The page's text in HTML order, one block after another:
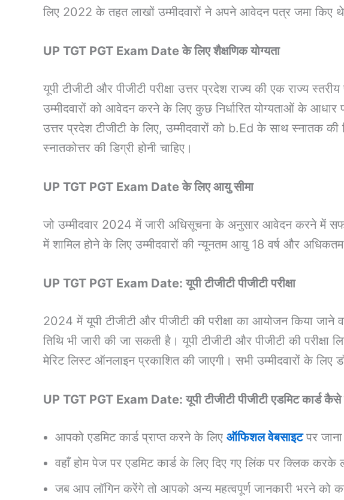
लिए 2022 के तहत लाखों उम्मीदवारों ने अपने आवेदन पत्र जमा किए
UP TGT PGT Exam Date के लिए शैक्षणिक योग्यता
यूपी टीजीटी और पीजीटी परीक्षा उत्तर प्रदेश राज्य की एक राज्य
उम्मीदवारों को आवेदन करने के लिए कुछ निर्धारित योग्यताओं के आधार
उत्तर प्रदेश टीजीटी के लिए, उम्मीदवारों को b.Ed के साथ स्नातक
स्नातकोत्तर की डिग्री होनी चाहिए।
UP TGT PGT Exam Date के लिए आयु सीमा
जो उम्मीदवार 2024 में जारी अधिसूचना के अनुसार आवेदन करने में
में शामिल होने के लिए उम्मीदवारों की न्यूनतम आयु 18 वर्ष और
UP TGT PGT Exam Date: यूपी टीजीटी पीजीटी परीक्षा
2024 में यूपी टीजीटी और पीजीटी की परीक्षा का आयोजन किया जाने
तिथि भी जारी की जा सकती है। यूपी टीजीटी और पीजीटी की
मेरिट लिस्ट ऑनलाइन प्रकाशित की जाएगी। सभी उम्मीदवारों के लिए
UP TGT PGT Exam Date: यूपी टीजीटी पीजीटी एडमिट कार्ड
आपको एडमिट कार्ड प्राप्त करने के लिए ऑफिशल वेबसाइटपर जाना
वहाँ होम पेज पर एडमिट कार्ड के लिए दिए गए लिंक पर क्लिक करके
जब आप लॉगिन करेंगे तो आपको अन्य महत्वपूर्ण जानकारी भरने को